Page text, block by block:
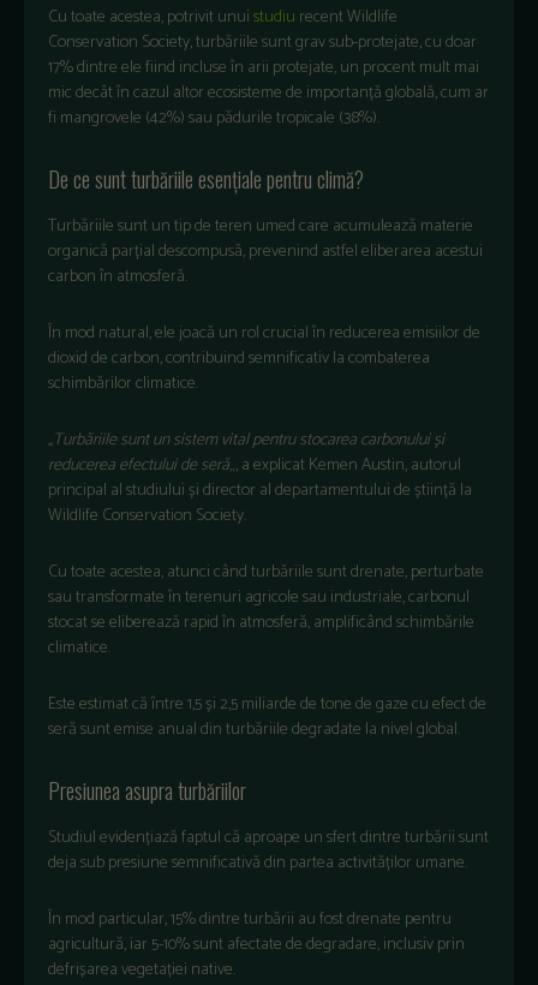
Cu toate acestea, potrivit unuistudiu recent Wildlife
Conservation Society, turbăriile sunt grav sub-protejate, cu doar
17% dintre ele fiind incluse în arii protejate, un procent mult mai
mic decât în cazul altor ecosisteme de importanță globală, cum ar
fi mangrovele (42%) sau pădurile tropicale (38%).
De ce sunt turbăriile esențiale pentru climă?
Turbăriile sunt un tip de teren umed care acumulează materie
organică parțial descompusă, prevenind astfel eliberarea acestui
carbon în atmosferă.
În mod natural, ele joacă un rol crucial în reducerea emisiilor de
dioxid de carbon, contribuind semnificativ la combaterea
schimbărilor climatice.
„Turbăriile sunt un sistem vital pentru stocarea carbonului și
reducerea efectului de seră„, a explicat Kemen Austin, autorul
principal al studiului și director al departamentului de știință la
Wildlife Conservation Society.
Cu toate acestea, atunci când turbăriile sunt drenate, perturbate
sau transformate în terenuri agricole sau industriale, carbonul
stocat se eliberează rapid în atmosferă, amplificând schimbările
climatice.
Este estimat că între 1,5 și 2,5 miliarde de tone de gaze cu efect de
seră sunt emise anual din turbăriile degradate la nivel global.
Presiunea asupra turbăriilor
Studiul evidențiază faptul că aproape un sfert dintre turbării sunt
deja sub presiune semnificativă din partea activităților umane.
În mod particular, 15% dintre turbării au fost drenate pentru
agricultură, iar 5-10% sunt afectate de degradare, inclusiv prin
defrișarea vegetației native.